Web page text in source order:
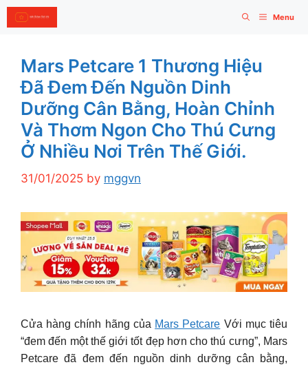
Skip
to
Menu
Mars Petcare 1 Thương Hiệu
Đã Đem Đến Nguồn Dinh
Dưỡng Cân Bằng, Hoàn Chỉnh
Và Thơm Ngon Cho Thú Cưng
Ở Nhiều Nơi Trên Thế Giới.
31/01/2025 by mggvn
Cửa hàng chính hãng của Mars Petcare Với mục tiêu
“đem đến một thế giới tốt đẹp hơn cho thú cưng”, Mars
Petcare đã đem đến nguồn dinh dưỡng cân bằng,